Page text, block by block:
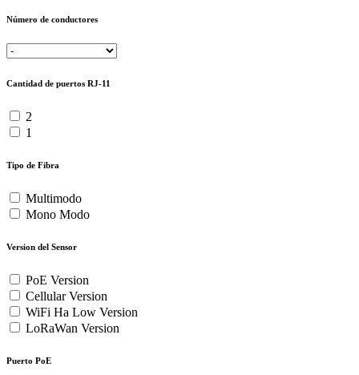
Número de conductores
Cantidad de puertos RJ-11
2
1
Tipo de Fibra
Multimodo
Mono Modo
Version del Sensor
PoE Version
Cellular Version
WiFi Ha Low Version
LoRaWan Version
Puerto PoE